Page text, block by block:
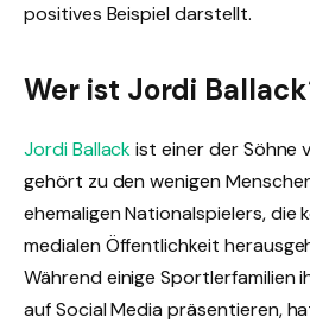
positives Beispiel darstellt.
Wer ist Jordi
Jordi Ballackist einer der Söhne
gehört zu den wenigen
ehemaligen Nationalspielers, die
medialen Öffentlichkeit
Während einige Sportlerfamilien
auf Social Media präsentieren,